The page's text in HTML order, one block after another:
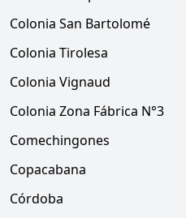
Colonia San Bartolomé
Colonia Tirolesa
Colonia Vignaud
Colonia Zona Fábrica N°3
Comechingones
Copacabana
Córdoba